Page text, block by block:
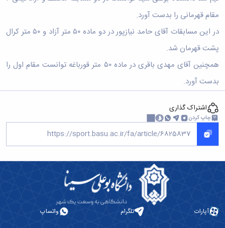
مقام قهرمانی را بدست آورد.
در این مسابقات آقای حامد نیازپور در دو ماده ۵۰ متر آزاد و ۵۰ متر کرال
پشت قهرمان شد.
همچنین آقای مهدی باقری در ماده ۵۰ متر قورباغه توانست مقام اول را
بدست آورد.
اشتراک گذاری
چاپ کردن
آپارات تلگرام واتساپ